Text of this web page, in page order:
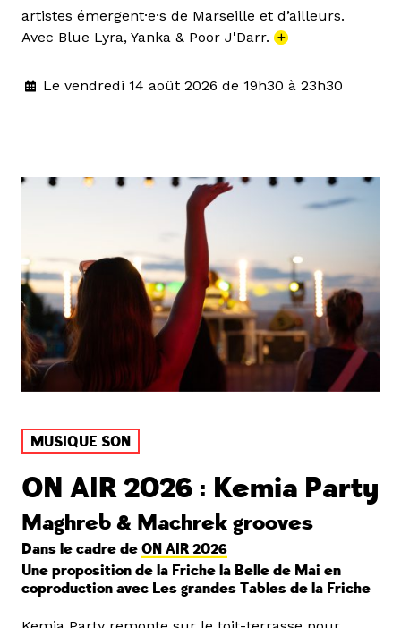
artistes émergent·e·s de Marseille et d’ailleurs.
Avec Blue Lyra, Yanka & Poor J'Darr. +
Le vendredi 14 août 2026 de 19h30 à 23h30
MUSIQUE SON
ON AIR 2026 : Kemia Party
Maghreb & Machrek grooves
Dans le cadre de ON AIR 2026
Une proposition de la Friche la Belle de Mai en
coproduction avec Les grandes Tables de la Friche